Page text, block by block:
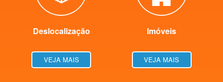
Deslocalização
VEJA MAIS
Imóveis
VEJA MAIS